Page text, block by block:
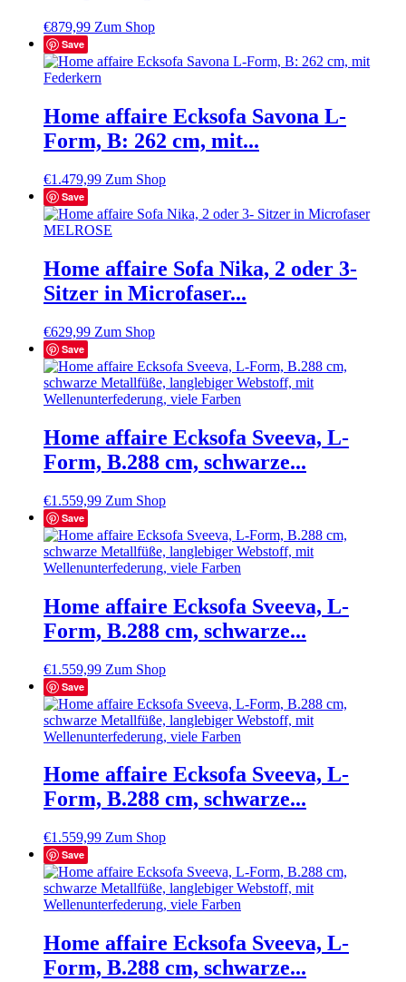
€879,99 Zum Shop
Save
Home affaire Ecksofa Savona L-
Form, B: 262 cm, mit...
€1.479,99 Zum Shop
Save
Home affaire Sofa Nika, 2 oder 3-
Sitzer in Microfaser...
€629,99 Zum Shop
Save
Home affaire Ecksofa Sveeva, L-
Form, B.288 cm, schwarze...
€1.559,99 Zum Shop
Save
Home affaire Ecksofa Sveeva, L-
Form, B.288 cm, schwarze...
€1.559,99 Zum Shop
Save
Home affaire Ecksofa Sveeva, L-
Form, B.288 cm, schwarze...
€1.559,99 Zum Shop
Save
Home affaire Ecksofa Sveeva, L-
Form, B.288 cm, schwarze...